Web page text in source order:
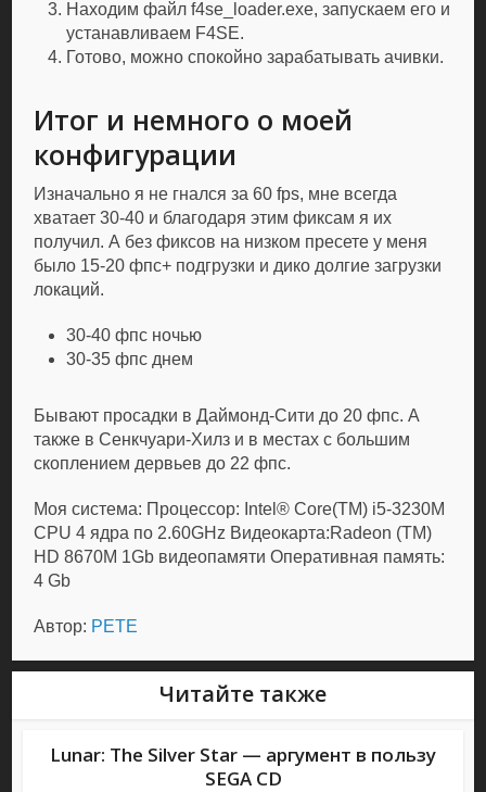
Находим файл f4se_loader.exe, запускаем его и
устанавливаем F4SE.
Готово, можно спокойно зарабатывать ачивки.
Итог и немного о моей
конфигурации
Изначально я не гнался за 60 fps, мне всегда
хватает 30-40 и благодаря этим фиксам я их
получил. А без фиксов на низком пресете у меня
было 15-20 фпс+ подгрузки и дико долгие загрузки
локаций.
30-40 фпс ночью
30-35 фпс днем
Бывают просадки в Даймонд-Сити до 20 фпс. А
также в Сенкчуари-Хилз и в местах с большим
скоплением дервьев до 22 фпс.
Моя система: Процессор: Intel® Core(TM) i5-3230M
CPU 4 ядра по 2.60GHz Видеокарта:Radeon (TM)
HD 8670M 1Gb видеопамяти Оперативная память:
4 Gb
Автор: PETE
Читайте также
Lunar: The Silver Star — аргумент в пользу
SEGA CD